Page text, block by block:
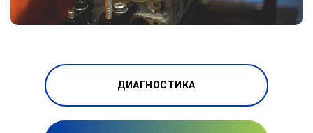
ДИАГНОСТИКА